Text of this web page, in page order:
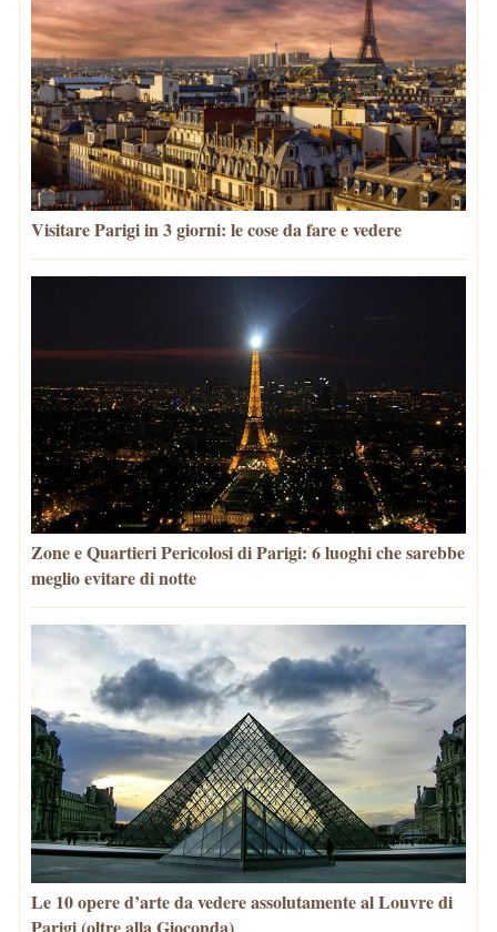
Visitare Parigi in 3 giorni: le cose da fare e vedere
Zone e Quartieri Pericolosi di Parigi: 6 luoghi che sarebbe
meglio evitare di notte
Le 10 opere d’arte da vedere assolutamente al Louvre di
Parigi (oltre alla Gioconda)